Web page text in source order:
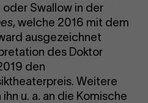
oder Swallow in der
, welche 2016 mit dem
ausgezeichnet
des Doktor
den
Weitere
u. a. an die Komische